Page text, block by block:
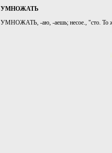
УМНОЖАТЬ
УМНОЖАТЬ, -аю, -аешь; несое., "сто. То